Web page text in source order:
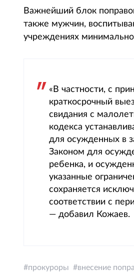
Важнейший блок
также мужчин,
учреждениях
«В частности, с
краткосрочный
свидания с
кодекса
для осужденных в
Законом для
ребенка, и
указанные
сохраняется
соответствии с
— добавил Кожаев.
прокуроры внесение